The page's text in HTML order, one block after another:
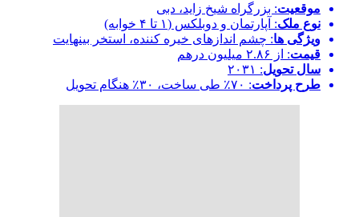
موقعیت: بزرگراه شیخ زاید، دبی
نوع ملک: آپارتمان و دوبلکس (۱ تا ۴ خوابه)
ویژگی ها: چشم اندازهای خیره کننده، استخر بینهایت
قیمت: از ۲.۸۶ میلیون درهم
سال تحویل: ۲۰۳۱
طرح پرداخت: ۷۰٪ طی ساخت، ۳۰٪ هنگام تحویل